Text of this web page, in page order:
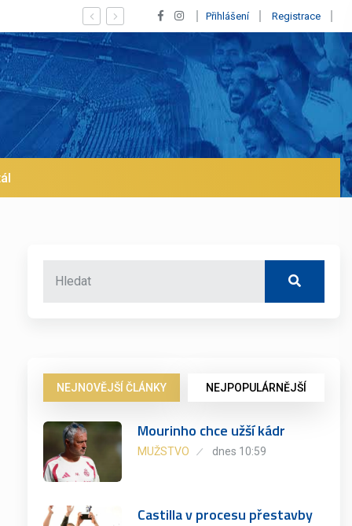
jeho odchod z Realu a pustí se klub na trh už v lednu? | BALETKY #33
Přihlášení Registrace
NEJNOVĚJŠÍ ČLÁNKY NEJPOPULÁRNĚJŠÍ
Mourinho chce užší kádr
MUŽSTVO dnes 10:59
Castilla v procesu přestavby